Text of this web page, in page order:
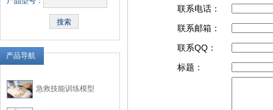
产品导航
急救技能训练模型
联系电话：
联系邮箱：
联系QQ：
标题：